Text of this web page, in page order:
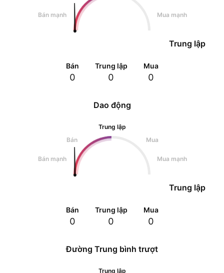
Dao động
Trung lập
Bán
Mua
Bán mạnh Mua mạnh
Trung lập
Bán
0
Trung lập
0
Mua
0
Bán mạnh Mua mạnh
Trung lập
Bán
0
Trung lập
0
Mua
0
Đường Trung bình trượt
Trung lập